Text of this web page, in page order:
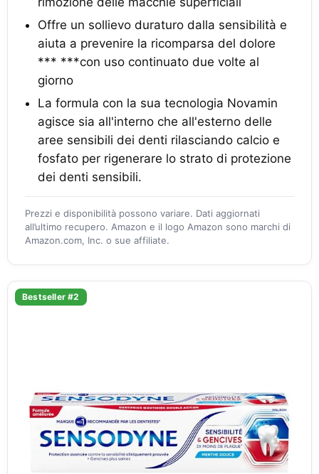
Offre un sollievo duraturo dalla sensibilità e
aiuta a prevenire la ricomparsa del dolore
*** ***con uso continuato due volte al
giorno
La formula con la sua tecnologia Novamin
agisce sia all'interno che all'esterno delle
aree sensibili dei denti rilasciando calcio e
fosfato per rigenerare lo strato di protezione
dei denti sensibili.
Prezzi e disponibilità possono variare. Dati aggiornati
all’ultimo recupero. Amazon e il logo Amazon sono marchi di
Amazon.com, Inc. o sue affiliate.
Bestseller #2